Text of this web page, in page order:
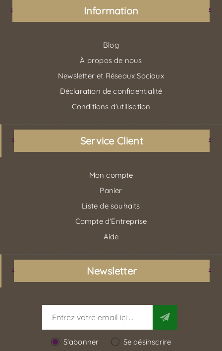
Information
Blog
À propos de nous
Newsletter et Réseaux Sociaux
Déclaration de confidentialité
Conditions d'utilisation
Service Client
Mon compte
Panier
Liste de souhaits
Compte d'Entreprise
Aide
Newsletter
S'abonner Se désinscrire